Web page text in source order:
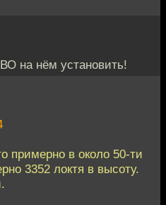
на нём установить!
примерно в около 50-ти
3352 локтя в высоту.